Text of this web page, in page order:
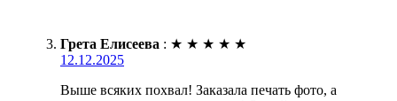
Грета Елисеева : ★ ★ ★ ★ ★
12.12.2025
Выше всяких похвал! Заказала печать фото, а